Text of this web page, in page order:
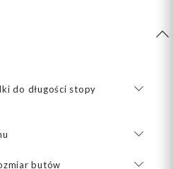
do długości stopy
butów